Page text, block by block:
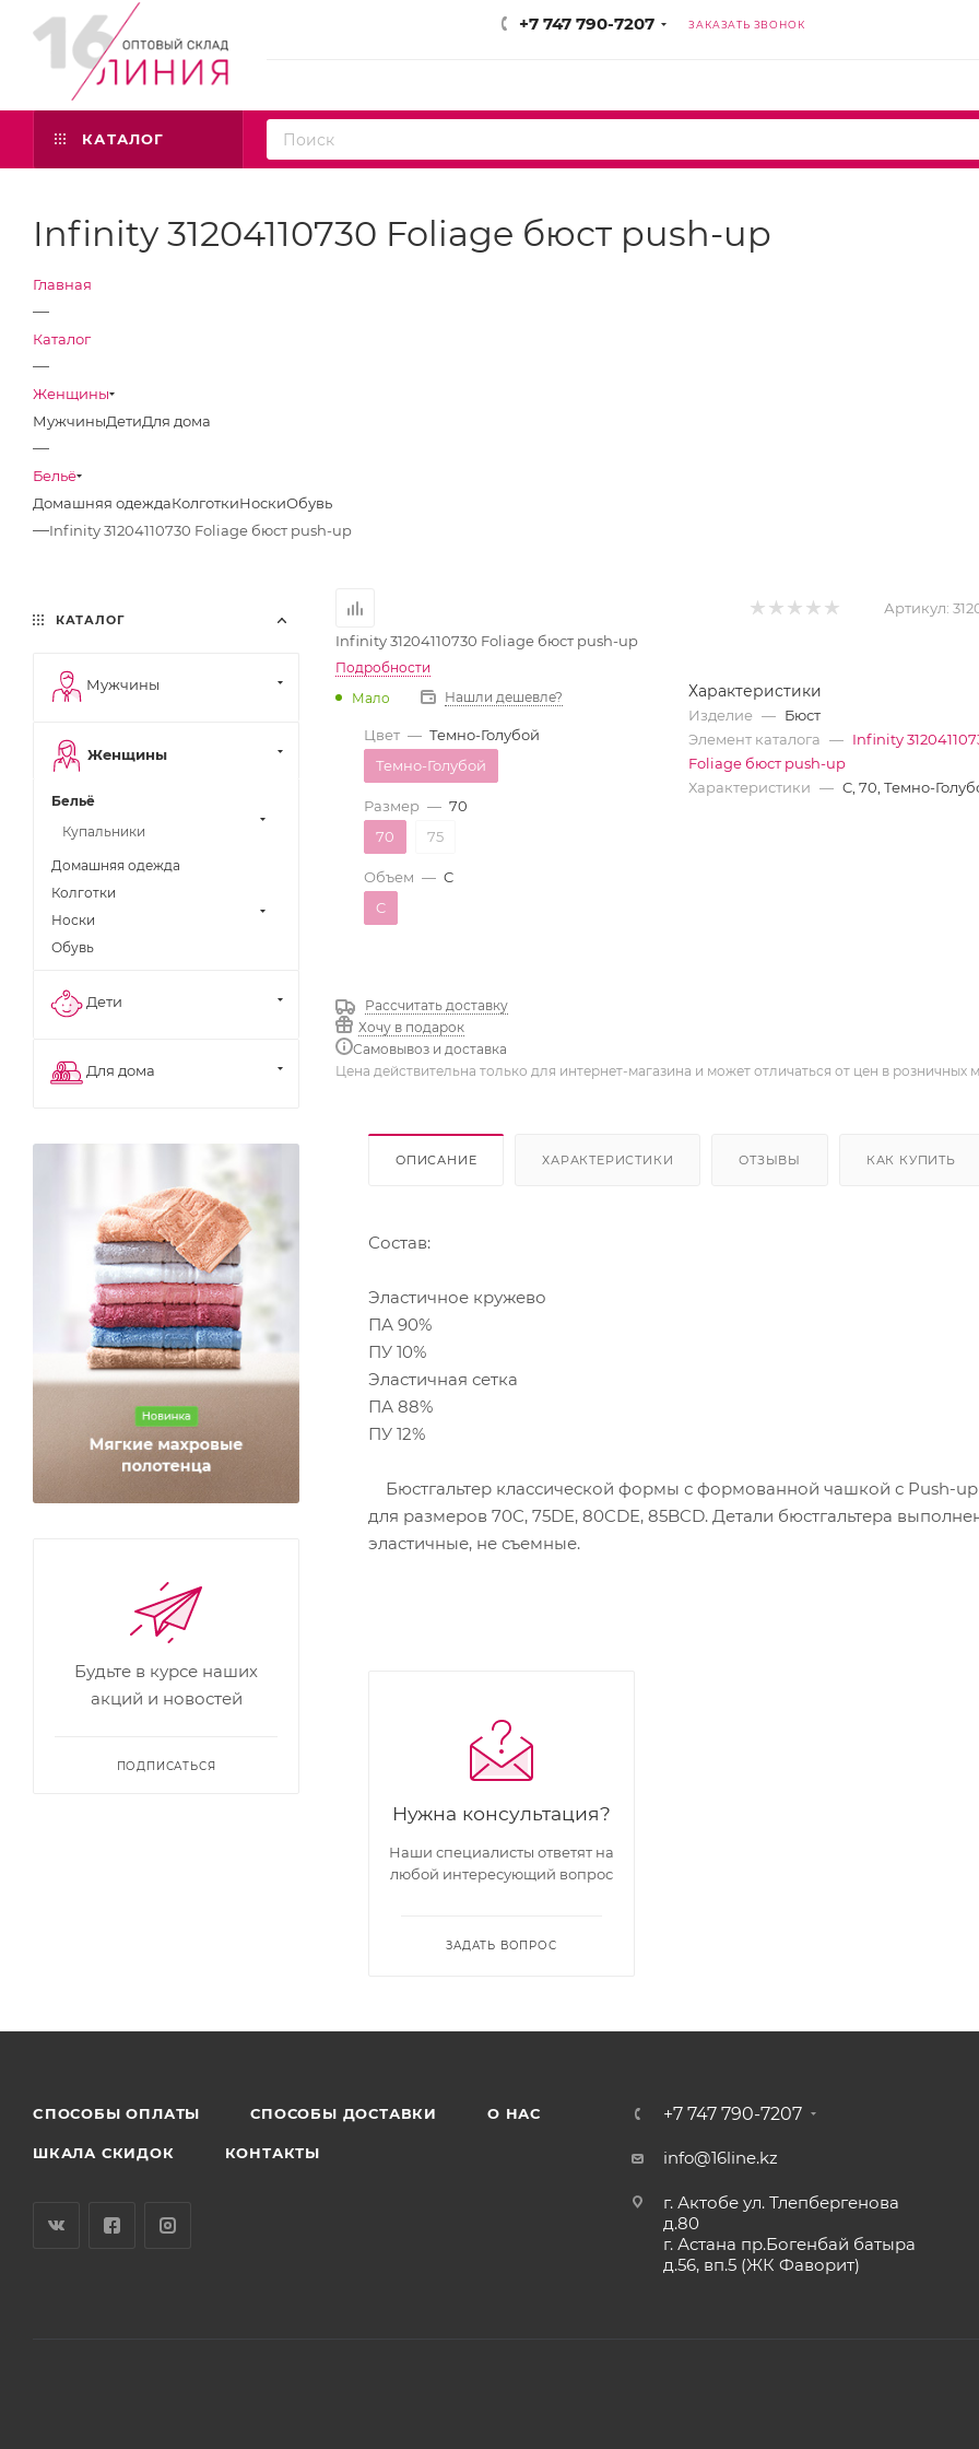
+7 747 790-7207 ЗАКАЗАТЬ ЗВОНОК
КАТАЛОГ
Infinity 31204110730 Foliage бюст push-up
Главная
—
Каталог
—
Женщины
МужчиныДетиДля дома
—
Бельё
Домашняя одеждаКолготкиНоскиОбувь
—Infinity 31204110730 Foliage бюст push-up
Артикул:
Infinity 31204110730 Foliage бюст push-up
Подробности
Мало
Нашли дешевле?
Цвет — Темно-Голубой
Темно-Голубой
Размер — 70
70
75
Объем — C
C
Рассчитать доставку
Хочу в подарок
Самовывоз и доставка
Характеристики
Изделие — Бюст
Элемент каталога — Infinity
Foliage бюст push-up
Характеристики — C, 70, Темно-
Цена действительна только для интернет-магазина и может отличаться от цен в розничных
ОПИСАНИЕ ХАРАКТЕРИСТИКИ ОТЗЫВЫ КАК КУПИТЬ
Состав:
Эластичное кружево
ПА 90%
ПУ 10%
Эластичная сетка
ПА 88%
ПУ 12%
Бюстгальтер классической формы с формованной чашкой с Push-
для размеров 70C, 75DE, 80CDE, 85BCD. Детали бюстгальтера
эластичные, не съемные.
Нужна консультация?
Наши специалисты ответят на
любой интересующий вопрос
ЗАДАТЬ ВОПРОС
КАТАЛОГ
Мужчины
Женщины
Бельё
Купальники
Домашняя одежда
Колготки
Носки
Обувь
Дети
Для дома
Будьте в курсе наших
акций и новостей
ПОДПИСАТЬСЯ
CПОСОБЫ ОПЛАТЫ СПОСОБЫ ДОСТАВКИ О НАС
ШКАЛА СКИДОК КОНТАКТЫ
+7 747 790-7207
info@16line.kz
г. Актобе ул. Тлепбергенова
д.80
г. Астана пр.Богенбай батыра
д.56, вп.5 (ЖК Фаворит)